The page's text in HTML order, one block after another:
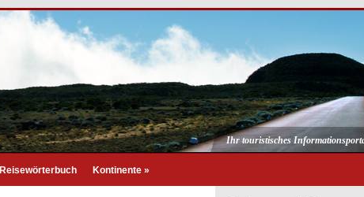
Ihr touristisches
Reisewörterbuch Kontinente »